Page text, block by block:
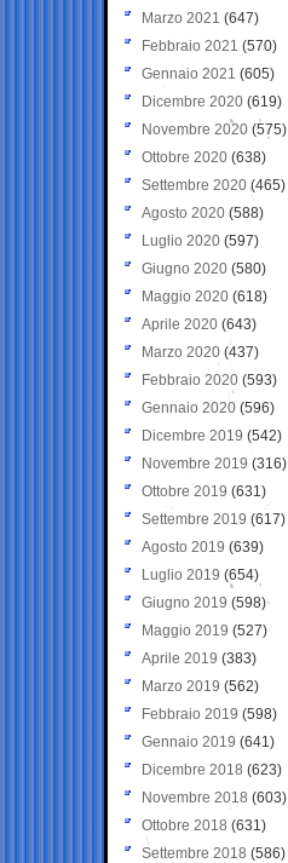
Marzo 2021 (647)
Febbraio 2021 (570)
Gennaio 2021 (605)
Dicembre 2020 (619)
Novembre 2020 (575)
Ottobre 2020 (638)
Settembre 2020(465)
Agosto 2020 (588)
Luglio 2020 (597)
Giugno 2020 (580)
Maggio 2020 (618)
Aprile 2020 (643)
Marzo 2020 (437)
Febbraio 2020 (593)
Gennaio 2020 (596)
Dicembre 2019 (542)
Novembre 2019 (316)
Ottobre 2019 (631)
Settembre 2019 (617)
Agosto 2019 (639)
Luglio 2019 (654)
Giugno 2019 (598)
Maggio 2019 (527)
Aprile 2019 (383)
Marzo 2019 (562)
Febbraio 2019 (598)
Gennaio 2019 (641)
Dicembre 2018 (623)
Novembre 2018 (603)
Ottobre 2018 (631)
Settembre 2018 (586)